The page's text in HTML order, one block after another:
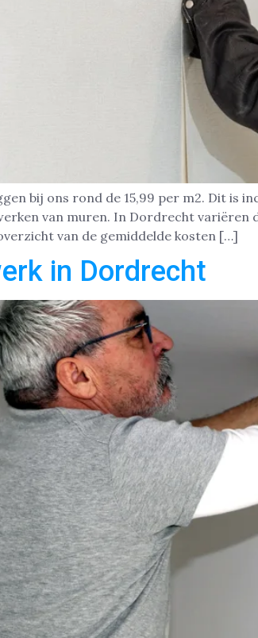
bij ons rond de 15,99 per m2. Dit is
van muren. In Dordrecht variëren
van de gemiddelde kosten […]
in Dordrecht